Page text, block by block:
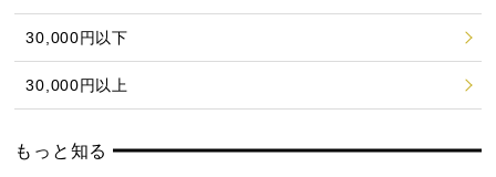
30,000円以下
30,000円以上
もっと知る